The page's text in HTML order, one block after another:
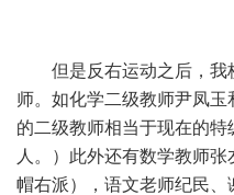
但是反右运动之后，我
师。如化学二级教师尹凤
的二级教师相当于现在的
人。）此外还有数学教师
帽右派），语文老师纪民